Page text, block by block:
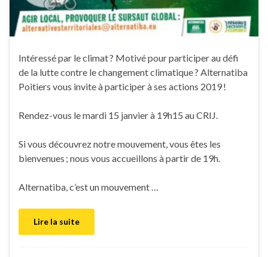
Intéressé par le climat ? Motivé pour participer au défi
de la lutte contre le changement climatique ? Alternatiba
Poitiers vous invite à participer à ses actions 2019 !
Rendez-vous le mardi 15 janvier à 19h15 au CRIJ.
Si vous découvrez notre mouvement, vous êtes les
bienvenues ; nous vous accueillons à partir de 19h.
Alternatiba, c’est un mouvement …
Lire la suite